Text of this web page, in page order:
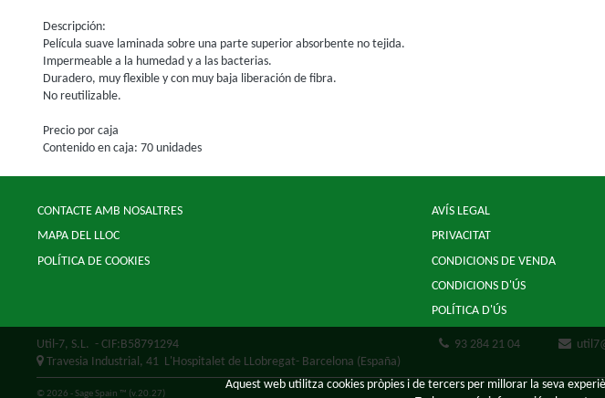
Descripción:
Película suave laminada sobre una parte superior absorbente no tejida.
Impermeable a la humedad y a las bacterias.
Duradero, muy flexible y con muy baja liberación de fibra.
No reutilizable.
Precio por caja
Contenido en caja: 70 unidades
CONTACTE AMB NOSALTRES
MAPA DEL LLOC
POLÍTICA DE COOKIES
AVÍS LEGAL
PRIVACITAT
CONDICIONS DE VENDA
CONDICIONS D'ÚS
POLÍTICA D'ÚS
Util-7, S.L. - CIF:B58791294
Travesia Industrial, 41 L'Hospitalet de LLobregat- Barcelona (España)
93 284 21 04
© 2026 - Sage Spain ™ (v.20.27)
Aquest web utilitza cookies pròpies i de tercers per millorar la seva